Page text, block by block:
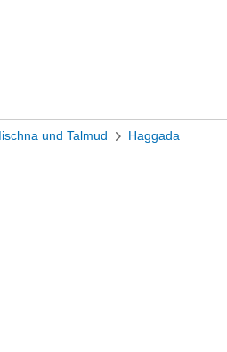
und Talmud Haggada